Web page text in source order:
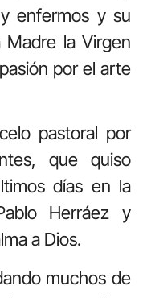
enfermos y su
la Virgen
por el arte
pastoral por
que quiso
días en la
Herráez y
a Dios.
muchos de